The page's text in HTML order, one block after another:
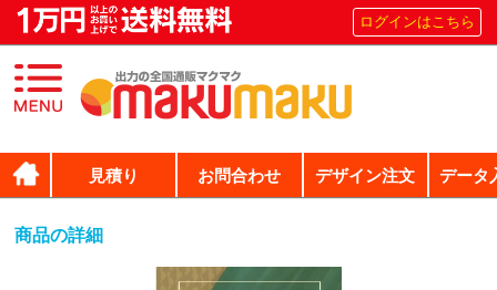
ログインはこちら
見積り お問合わせ デザイン注文 データ
商品の詳細